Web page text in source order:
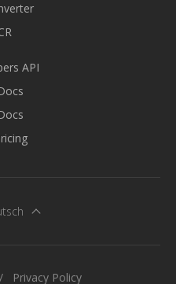
API
Privacy Policy